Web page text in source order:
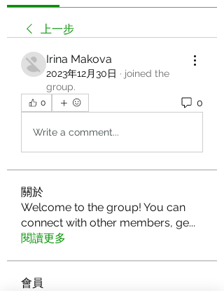
上一步
Irina Makova
2023年12月30日 · joined the
group.
0 0
Write a comment...
關於
Welcome to the group! You can
connect with other members, ge...
閱讀更多
會員